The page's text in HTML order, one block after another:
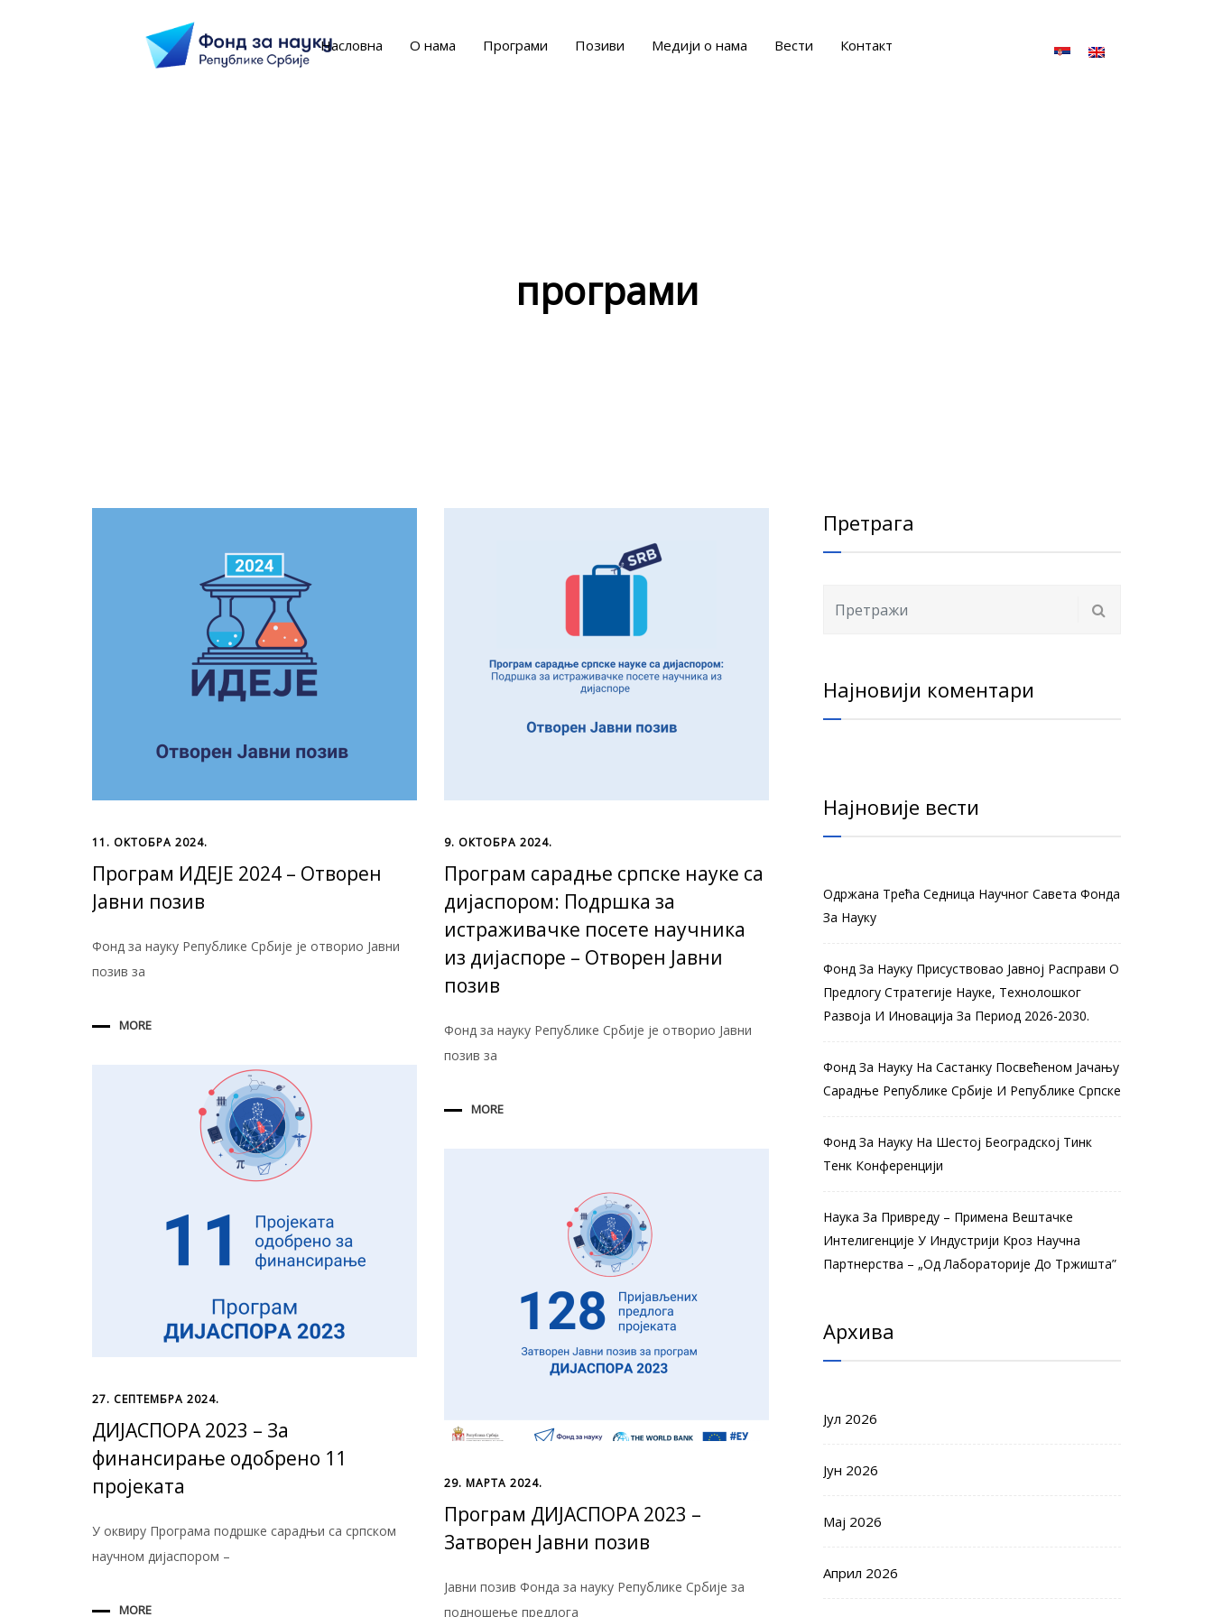
Насловна О нама Програми Позиви Медији о нама Вести Контакт
програми
11. ОКТОБРА 2024.
Програм ИДЕЈЕ 2024 – Отворен
Јавни позив
Фонд за науку Републике Србије je отворио Јавни
позив за
MORE
9. ОКТОБРА 2024.
Програм сарадње српске науке са
дијаспором: Подршка за
истраживачке посете научника
из дијаспоре – Отворен Јавни
позив
Фонд за науку Републике Србије je отворио Јавни
позив за
MORE
27. СЕПТЕМБРА 2024.
ДИЈАСПОРА 2023 – За
финансирање одобрено 11
пројеката
У оквиру Програма подршке сарадњи са српском
научном дијаспором –
MORE
29. МАРТА 2024.
Програм ДИЈАСПОРА 2023 –
Затворен Јавни позив
Јавни позив Фонда за науку Републике Србије за
подношење предлога
Претрага
Најновији коментари
Најновије вести
Одржана Трећа Седница Научног Савета Фонда
За Науку
Фонд За Науку Присуствовао Јавној Расправи О
Предлогу Стратегије Науке, Технолошког
Развоја И Иновација За Период 2026-2030.
Фонд За Науку На Састанку Посвећеном Јачању
Сарадње Републике Србије И Републике Српске
Фонд За Науку На Шестој Београдској Тинк
Тенк Конференцији
Наука За Привреду – Примена Вештачке
Интелигенције У Индустрији Кроз Научна
Партнерства – „Од Лабораторије До Тржишта”
Архива
Јул 2026
Јун 2026
Мај 2026
Април 2026